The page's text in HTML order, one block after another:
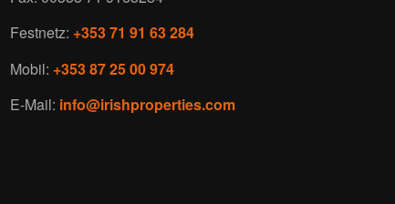
Festnetz: +353 71 91 63 284
Mobil: +353 87 25 00 974
E-Mail: info@irishproperties.com